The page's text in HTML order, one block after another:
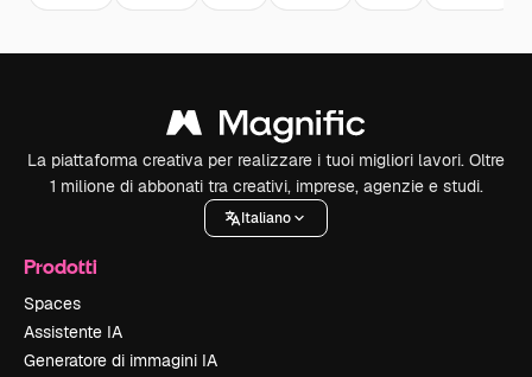
La piattaforma creativa per realizzare i tuoi migliori lavori. Oltre
1 milione di abbonati tra creativi, imprese, agenzie e studi.
Italiano
Prodotti
Spaces
Assistente IA
Generatore di immagini IA